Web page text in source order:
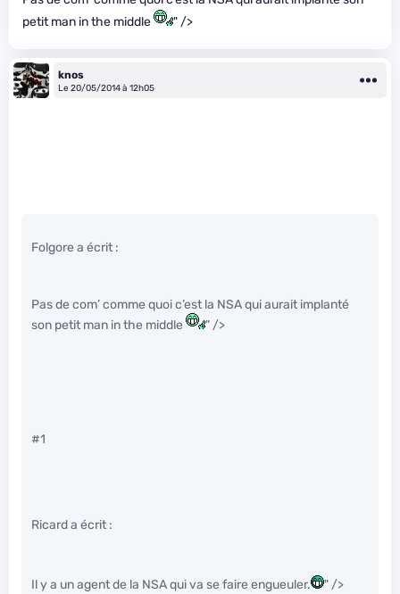
petit man in the middle
" />
knos
Le 20/05/2014 à 12h05
Folgore a écrit :
Pas de com’ comme quoi c’est la NSA qui aurait implanté
son petit man in the middle
" />
#1
Ricard a écrit :
Il y a un agent de la NSA qui va se faire engueuler. " />